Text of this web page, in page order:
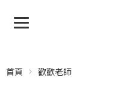
首頁 歡歡老師